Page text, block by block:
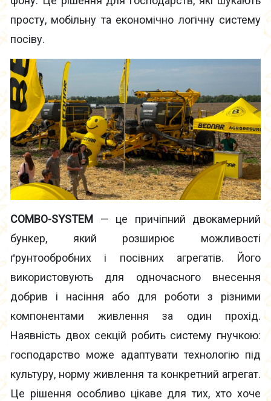
просту, мобільну та економічно логічну систему
посіву.
COMBO-SYSTEM
— це причіпний двокамерний
бункер, який розширює можливості
ґрунтообробних і посівних агрегатів. Його
використовують для одночасного внесення
добрив і насіння або для роботи з різними
компонентами живлення за один прохід.
Наявність двох секцій робить систему гнучкою:
господарство може адаптувати технологію під
культуру, норму живлення та конкретний агрегат.
Це рішення особливо цікаве для тих, хто хоче